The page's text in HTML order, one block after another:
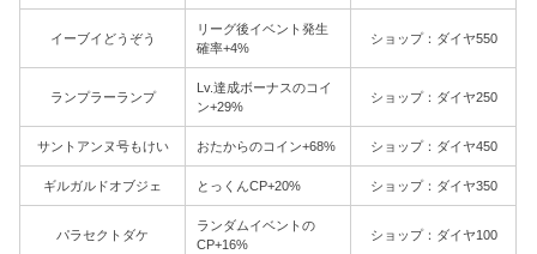
イーブイどうぞう
リーグ後イベント発生
確率+4%
ショップ：ダイヤ550
ランプラーランプ
Lv.達成ボーナスのコイ
ン+29%
ショップ：ダイヤ250
サントアンヌ号もけい おたからのコイン+68% ショップ：ダイヤ450
ギルガルドオブジェ とっくんCP+20% ショップ：ダイヤ350
パラセクトダケ
ランダムイベントの
CP+16%
ショップ：ダイヤ100